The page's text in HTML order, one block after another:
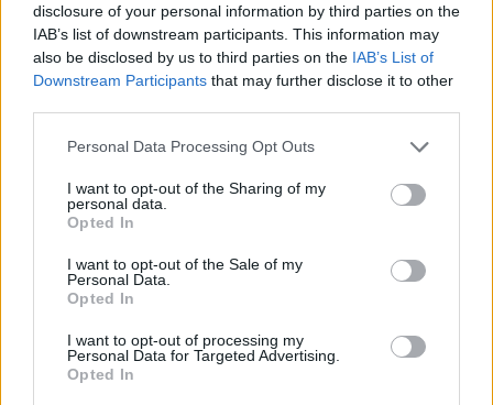
disclosure of your personal information by third parties on the
IAB’s list of downstream participants. This information may
also be disclosed by us to third parties on the IAB’s List of
Downstream Participants that may further disclose it to other
Please note that this website/app uses one or more Google
not limited to your visit or usage behaviour. You may click to
grant or deny consent to Google and its third-party tags to
use your data for below specified purposes in below Google
consent section.
Personal Data Processing Opt Outs
I want to opt-out of the Sharing of my
personal data.
Opted In
I want to opt-out of the Sale of my
Personal Data.
Opted In
I want to opt-out of processing my
Personal Data for Targeted Advertising.
Opted In